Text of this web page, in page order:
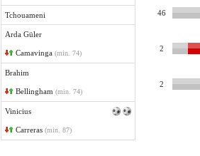
Tchouameni
Arda Güler
Camavinga (min. 74)
Brahim
Bellingham (min. 74)
Vinicius
Carreras (min. 87)
46
2
2